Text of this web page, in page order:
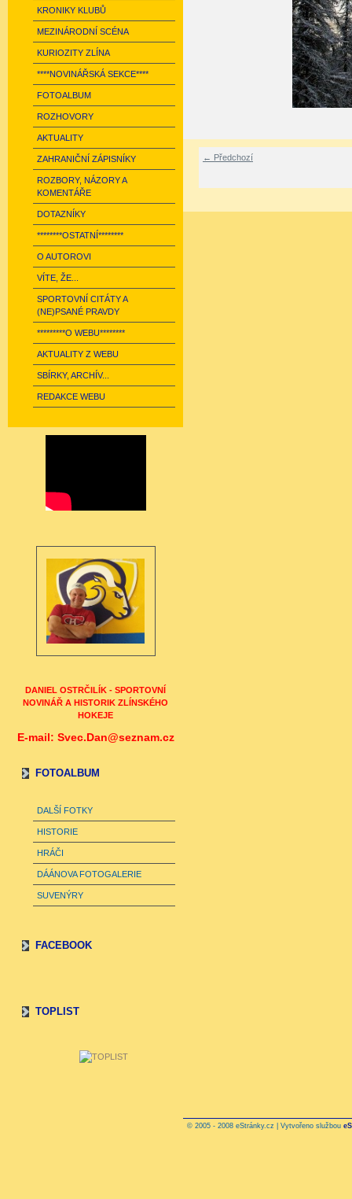
KRONIKY KLUBŮ
MEZINÁRODNÍ SCÉNA
KURIOZITY ZLÍNA
****NOVINÁŘSKÁ SEKCE****
FOTOALBUM
ROZHOVORY
AKTUALITY
ZAHRANIČNÍ ZÁPISNÍKY
ROZBORY, NÁZORY A
KOMENTÁŘE
DOTAZNÍKY
********OSTATNÍ********
O AUTOROVI
VÍTE, ŽE...
SPORTOVNÍ CITÁTY A
(NE)PSANÉ PRAVDY
*********O WEBU********
AKTUALITY Z WEBU
SBÍRKY, ARCHÍV...
REDAKCE WEBU
DANIEL OSTRČILÍK - SPORTOVNÍ
NOVINÁŘ A HISTORIK ZLÍNSKÉHO
HOKEJE
E-mail: Svec.Dan@seznam.cz
FOTOALBUM
DALŠÍ FOTKY
HISTORIE
HRÁČI
DÁÁNOVA FOTOGALERIE
SUVENÝRY
FACEBOOK
TOPLIST
← Předchozí
© 2005 - 2008 eStránky.cz | Vytvořeno službou